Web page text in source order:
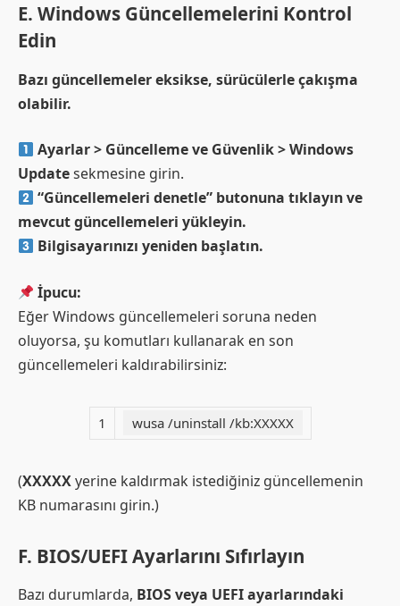
E. Windows Güncellemelerini Kontrol
Edin
Bazı güncellemeler eksikse, sürücülerle çakışma
olabilir.
Ayarlar > Güncelleme ve Güvenlik > Windows
Updatesekmesine girin.
“Güncellemeleri denetle” butonuna tıklayın ve
mevcut güncellemeleri yükleyin.
Bilgisayarınızı yeniden başlatın.
İpucu:
Eğer Windows güncellemeleri soruna neden
oluyorsa, şu komutları kullanarak en son
güncellemeleri kaldırabilirsiniz:
1 wusa /uninstall /kb:XXXXX
(XXXXXyerine kaldırmak istediğiniz güncellemenin
KB numarasını girin.)
F. BIOS/UEFI Ayarlarını Sıfırlayın
Bazı durumlarda, BIOS veya UEFI ayarlarındaki